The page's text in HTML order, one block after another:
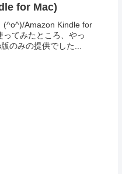
for Mac)
(^o^)/Amazon Kindle for
てみたところ、やっ
のみの提供でした...